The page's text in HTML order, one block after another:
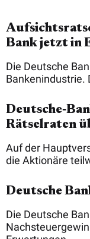
Bank jetzt in
Die Deutsche
Bankenindustrie.
Rätselraten
Auf der
Deutsche
Die Deutsche